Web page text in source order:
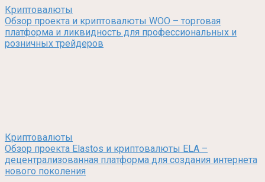
Криптовалюты
Обзор проекта и криптовалюты WOO – торговая
платформа и ликвидность для профессиональных и
розничных трейдеров
Криптовалюты
Обзор проекта Elastos и криптовалюты ELA –
децентрализованная платформа для создания интернета
нового поколения